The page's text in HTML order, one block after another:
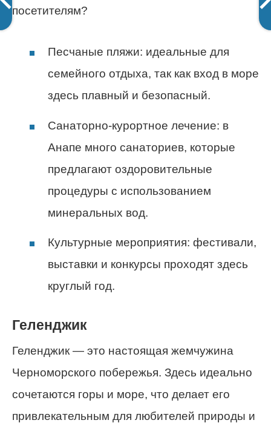
посетителям?
Песчаные пляжи: идеальные для
семейного отдыха, так как вход в море
здесь плавный и безопасный.
Санаторно-курортное лечение: в
Анапе много санаториев, которые
предлагают оздоровительные
процедуры с использованием
минеральных вод.
Культурные мероприятия: фестивали,
выставки и конкурсы проходят здесь
круглый год.
Геленджик
Геленджик — это настоящая жемчужина
Черноморского побережья. Здесь идеально
сочетаются горы и море, что делает его
привлекательным для любителей природы и